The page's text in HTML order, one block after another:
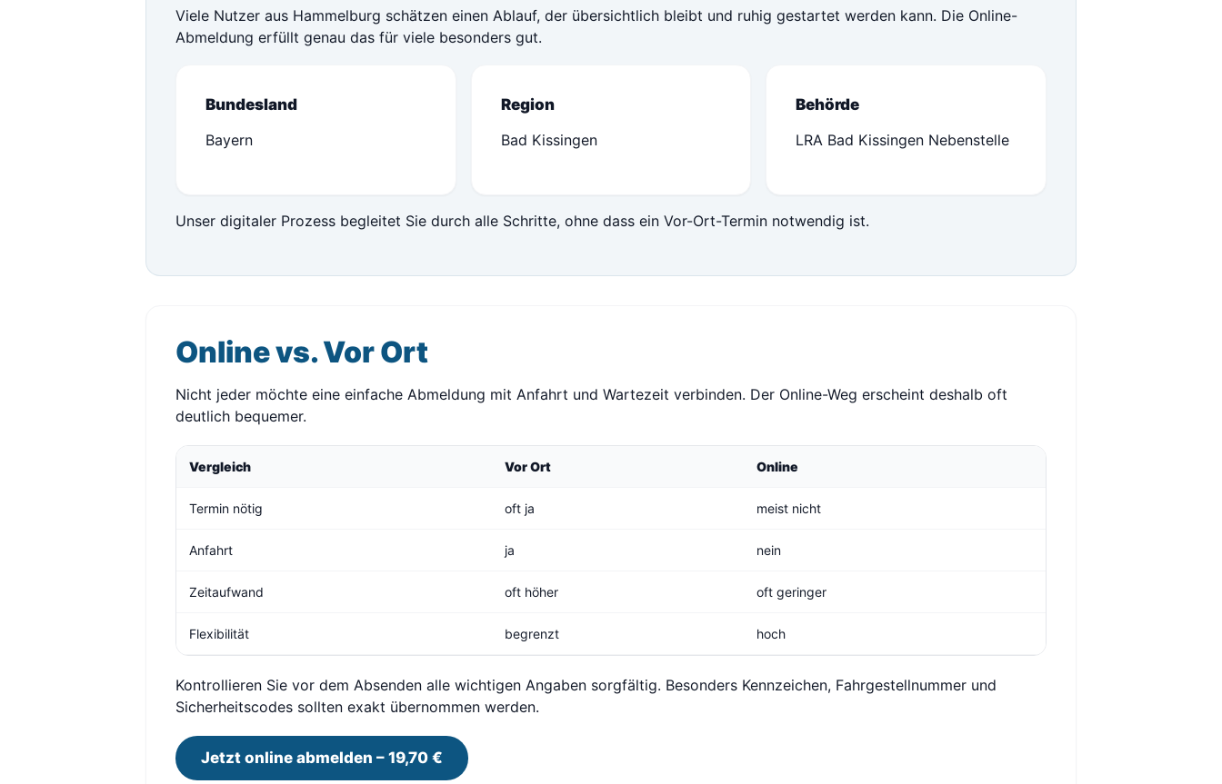
Viele Nutzer aus Hammelburg schätzen einen Ablauf, der übersichtlich bleibt und ruhig gestartet werden kann. Die Online-
Abmeldung erfüllt genau das für viele besonders gut.
Bundesland
Bayern
Region
Bad Kissingen
Behörde
LRA Bad Kissingen Nebenstelle
Unser digitaler Prozess begleitet Sie durch alle Schritte, ohne dass ein Vor-Ort-Termin notwendig ist.
Online vs. Vor Ort
Nicht jeder möchte eine einfache Abmeldung mit Anfahrt und Wartezeit verbinden. Der Online-Weg erscheint deshalb oft
deutlich bequemer.
Vergleich Vor Ort Online
Termin nötig oft ja meist nicht
Anfahrt ja nein
Zeitaufwand oft höher oft geringer
Flexibilität begrenzt hoch
Kontrollieren Sie vor dem Absenden alle wichtigen Angaben sorgfältig. Besonders Kennzeichen, Fahrgestellnummer und
Sicherheitscodes sollten exakt übernommen werden.
Jetzt online abmelden – 19,70 €